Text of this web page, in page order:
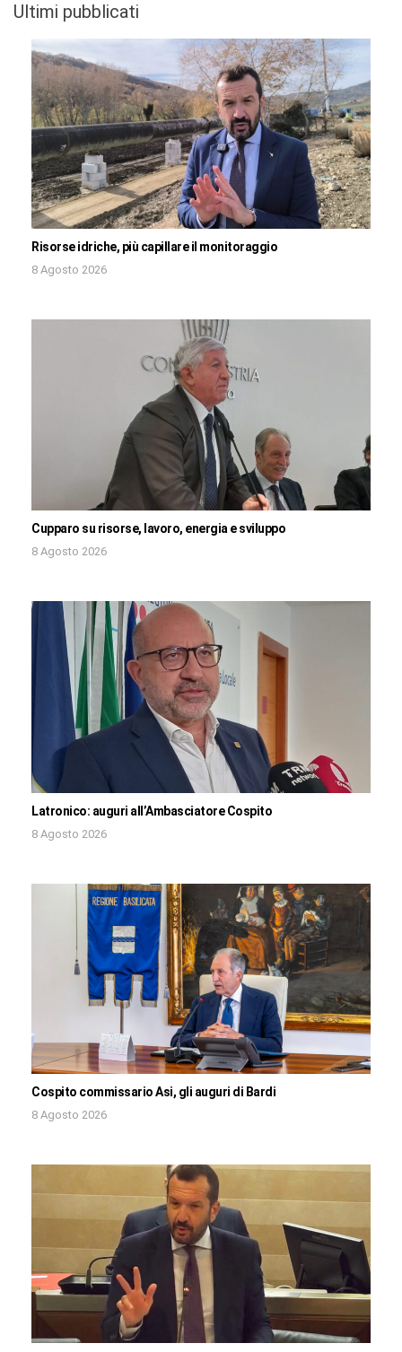
Ultimi pubblicati
Risorse idriche, più capillare il monitoraggio
8 Agosto 2026
Cupparo su risorse, lavoro, energia e sviluppo
8 Agosto 2026
Latronico: auguri all’Ambasciatore Cospito
8 Agosto 2026
Cospito commissario Asi, gli auguri di Bardi
8 Agosto 2026